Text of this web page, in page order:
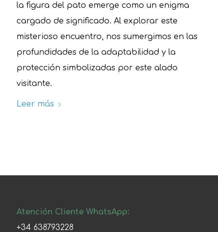
la figura del pato emerge como un enigma
cargado de significado. Al explorar este
misterioso encuentro, nos sumergimos en las
profundidades de la adaptabilidad y la
protección simbolizadas por este alado
visitante.
Leer más
Atención Cliente WhatsApp:
+34 638793228